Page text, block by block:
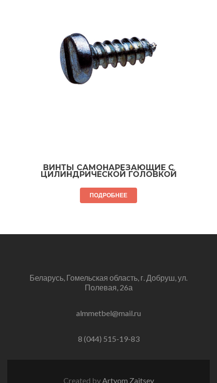
ВИНТЫ САМОНАРЕЗАЮЩИЕ С
ЦИЛИНДРИЧЕСКОЙ ГОЛОВКОЙ
ПОДРОБНЕЕ
Беларусь, Гомельская область, г. Добруш, ул.
Полевая, 26а
almmetbel@mail.ru
8 (044) 515-19-83
Created byArtyom Zaitsev